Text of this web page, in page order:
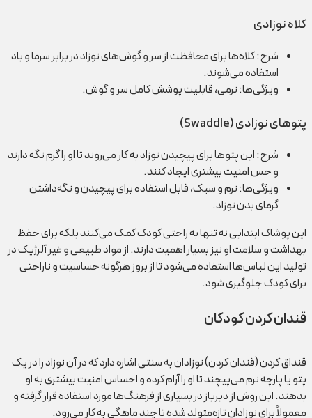
کلاه نوزادی
شرح: کلاه‌ها برای محافظت از سر و گوش‌های نوزاد در برابر سرما و باد
استفاده می‌شوند.
ویژگی‌ها: نرمی، قابلیت پوشش کامل سر و گوش.
پتوهای نوزادی (Swaddle)
شرح: این پتوها برای پیچیدن نوزاد به کار می‌روند تا او را گرم نگه دارند
و حس امنیت بیشتری ایجاد کنند.
ویژگی‌ها: نرم و سبک، قابل استفاده برای پیچیدن و نگه‌داشتن
گرمای بدن نوزاد.
این پوشاک ابتدایی نه تنها به راحتی کودک کمک می‌کنند بلکه برای حفظ
بهداشت و سلامت او نیز بسیار اهمیت دارند. از مواد طبیعی و غیر آلرژیک در
تولید این لباس‌ها استفاده می‌شود تا از بروز هرگونه حساسیت و ناراحتی
برای کودک جلوگیری شود.
قندان کردن کودکان
قنداق کردن (قندان کردن) نوزادان به سنتی اشاره دارد که در آن نوزاد را در یک
پتو یا پارچه نرم می‌پیچند تا او را آرام کرده و احساس امنیت بیشتری به او
بدهند. این روش از دیرباز در بسیاری از فرهنگ‌ها مورد استفاده قرار گرفته و
معمولاً برای نوزادان تازه‌متولد شده تا چند ماهگی به کار می‌رود.